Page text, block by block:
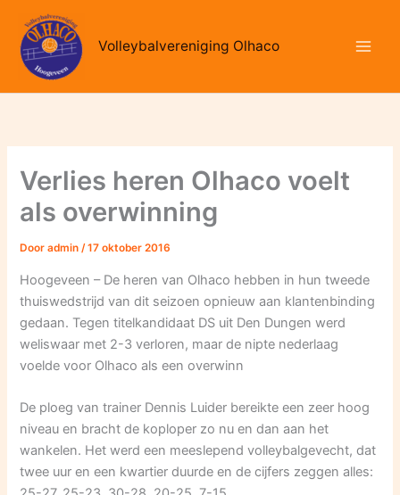
naar
inhoud
Volleybalvereniging Olhaco
Verlies heren Olhaco voelt
als overwinning
Dooradmin/17 oktober 2016
Hoogeveen – De heren van Olhaco hebben in hun tweede
thuiswedstrijd van dit seizoen opnieuw aan klantenbinding
gedaan. Tegen titelkandidaat DS uit Den Dungen werd
weliswaar met 2-3 verloren, maar de nipte nederlaag
voelde voor Olhaco als een overwinn
De ploeg van trainer Dennis Luider bereikte een zeer hoog
niveau en bracht de koploper zo nu en dan aan het
wankelen. Het werd een meeslepend volleybalgevecht, dat
twee uur en een kwartier duurde en de cijfers zeggen alles: